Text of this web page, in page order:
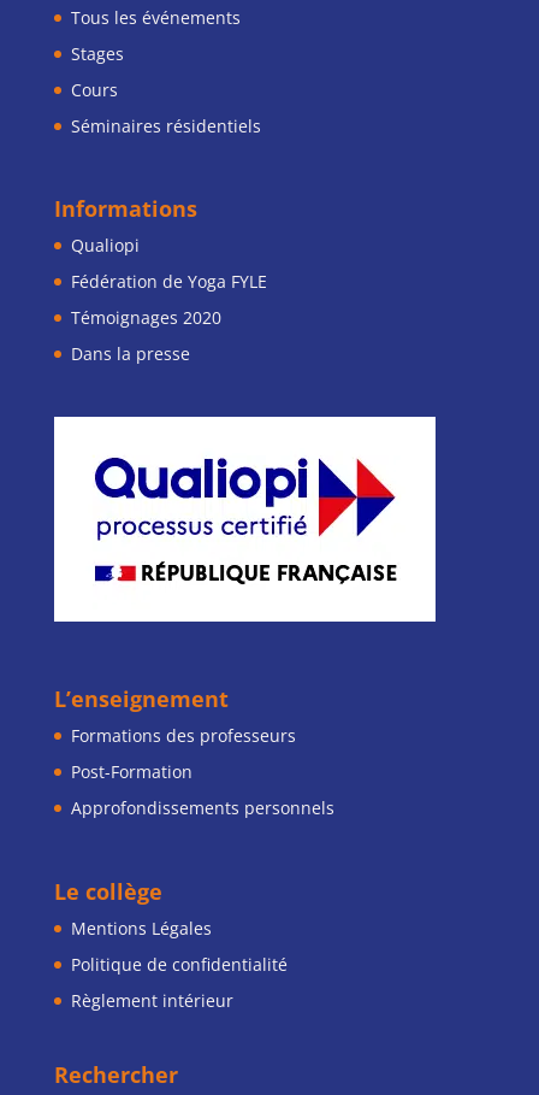
Tous les événements
Stages
Cours
Séminaires résidentiels
Informations
Qualiopi
Fédération de Yoga FYLE
Témoignages 2020
Dans la presse
L’enseignement
Formations des professeurs
Post-Formation
Approfondissements personnels
Le collège
Mentions Légales
Politique de confidentialité
Règlement intérieur
Rechercher